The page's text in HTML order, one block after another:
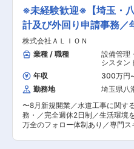
いるため、業績は非常に安定してお
の範囲：会社の定める業務
ます。 お客様の都合により夜間
は、スライドワークを利用してい
当社について： また進和テックグループにて、営
業と製造、サービスを一貫して行
社の進和テックは創業から70年以
企業としても安定しております
いる空調グループは主に日本エ
造したエアフィルターの据付業務
ムの環境測定業務を担当していま
が保有する「油槽所」と言われる
蔵・出荷するプラントの電気工
計・管理します。油槽所以外に
などの現場もあります。 既存の設
改造・更新・保守・修繕などがメ
場調査 ・施工図設計 ・客先との
請 ・安全管理 ・品質管理 ・工程
理 等 ■エリア： 受注範囲は日本全国のプラン
ト。出張での勤務となることが多め
期： 1日〜数日程度の軽微なメン
2〜6ヵ月程度の大規模な更新工事
■過去の中途入社社員の声： ・国
の供給シェア(サインメーカー) ・
工〜工事で全分野(建築・電気・
る一貫体制に魅力 ・エコステー
※未経験歓迎※【埼玉・
計及び外回り申請事務／
2日制
株式会社ＡＬＩＯＮ
業種 / 職種
設備管理
シスタン
（建設）
年収 300万円~
勤務地
埼玉県八
〜8月新規開業／水道工事に関す
務・／完全週休2日制／生活環境
万全のフォロー体制あり／専門ス